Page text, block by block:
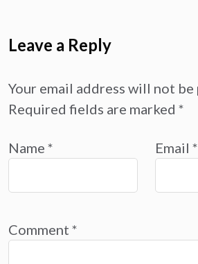
Leave a Reply
Your email address will not
Required fields are marked *
Name * Email *
Comment *